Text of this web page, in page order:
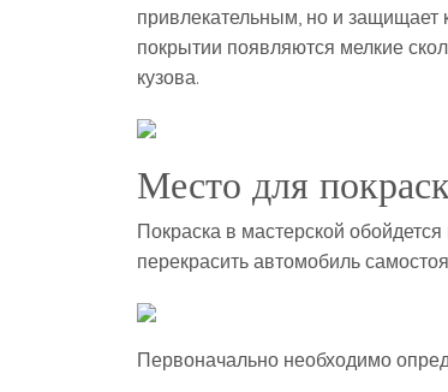
привлекательным, но и защищает
покрытии появляются мелкие
кузова.
Место для
Покраска в мастерской
перекрасить автомобиль
Первоначально необходимо